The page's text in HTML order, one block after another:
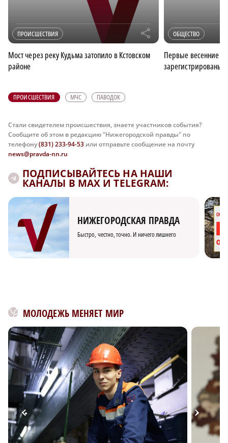
ПРОИСШЕСТВИЯ r
Мост через реку Кудьма затопило в Кстовском
районе
ОБЩЕСТВО
Первые весенние
зарегистрированы
ПРОИСШЕСТВИЯ МЧС ПАВОДОК
Стали свидетелем происшествия, знаете участников события?
Сообщите об этом в редакцию "Нижегородской правды" по
телефону(831) 233-94-53 или отправьте сообщение на почту
news@pravda-nn.ru
ПОДПИСЫВАЙТЕСЬ НА НАШИ
КАНАЛЫ В MAX И TELEGRAM:
НИЖЕГОРОДСКАЯ ПРАВДА
Быстро, честно, точно. И ничего лишнего
МОЛОДЕЖЬ МЕНЯЕТ МИР